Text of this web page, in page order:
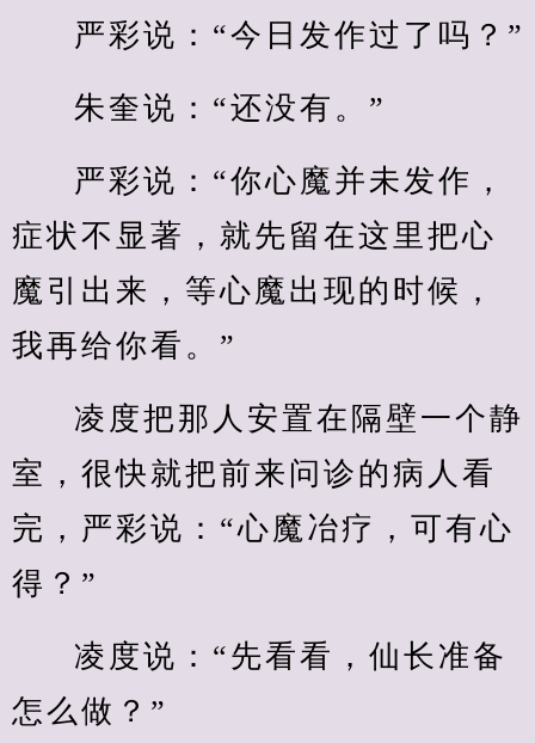
严彩说：“今日发作过了吗？”
朱奎说：“还没有。”
严彩说：“你心魔并未发作，
症状不显著，就先留在这里把心
魔引出来，等心魔出现的时候，
我再给你看。”
凌度把那人安置在隔壁一个静
室，很快就把前来问诊的病人看
完，严彩说：“心魔冶疗，可有心
得？”
凌度说：“先看看，仙长准备
怎么做？”